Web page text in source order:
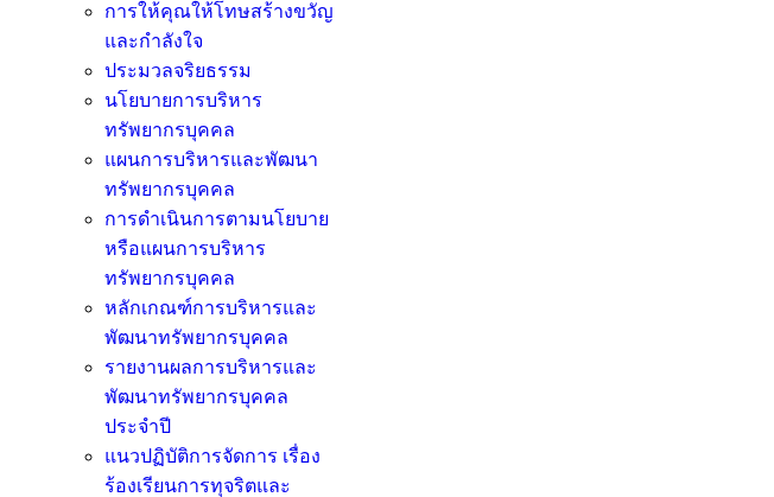
การให้คุณให้โทษสร้างขวัญ
และกำลังใจ
ประมวลจริยธรรม
นโยบายการบริหาร
ทรัพยากรบุคคล
แผนการบริหารและพัฒนา
ทรัพยากรบุคคล
การดำเนินการตามนโยบาย
หรือแผนการบริหาร
ทรัพยากรบุคคล
หลักเกณฑ์การบริหารและ
พัฒนาทรัพยากรบุคคล
รายงานผลการบริหารและ
พัฒนาทรัพยากรบุคคล
ประจำปี
แนวปฏิบัติการจัดการ เรื่อง
ร้องเรียนการทุจริตและ